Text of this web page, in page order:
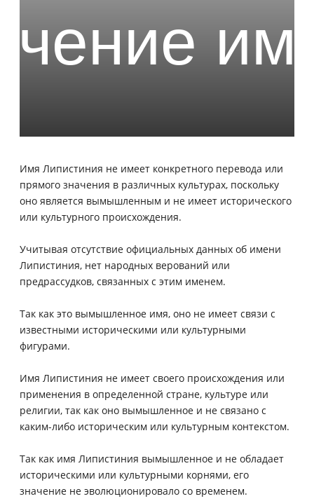
Имя Липистиния не имеет конкретного перевода или
прямого значения в различных культурах, поскольку
оно является вымышленным и не имеет исторического
или культурного происхождения.
Учитывая отсутствие официальных данных об имени
Липистиния, нет народных верований или
предрассудков, связанных с этим именем.
Так как это вымышленное имя, оно не имеет связи с
известными историческими или культурными
фигурами.
Имя Липистиния не имеет своего происхождения или
применения в определенной стране, культуре или
религии, так как оно вымышленное и не связано с
каким-либо историческим или культурным контекстом.
Так как имя Липистиния вымышленное и не обладает
историческими или культурными корнями, его
значение не эволюционировало со временем.